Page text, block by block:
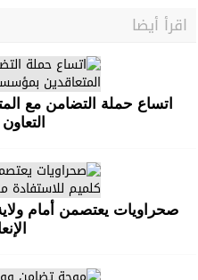
اقرأ أيضا
اتساع حملة التضامن مع
صحراويات يعتصمن أمام